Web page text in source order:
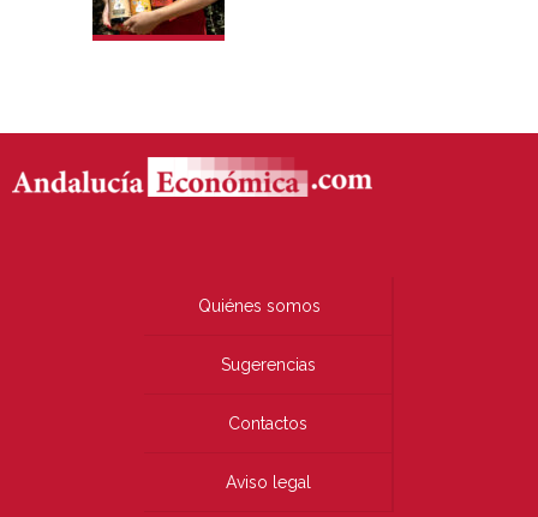
Quiénes somos
Sugerencias
Contactos
Aviso legal